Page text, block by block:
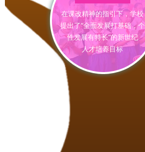
在课改精神的指引下，学校
提出了“全面发展打基础，个
性发展有特长”的新世纪
人才培养目标